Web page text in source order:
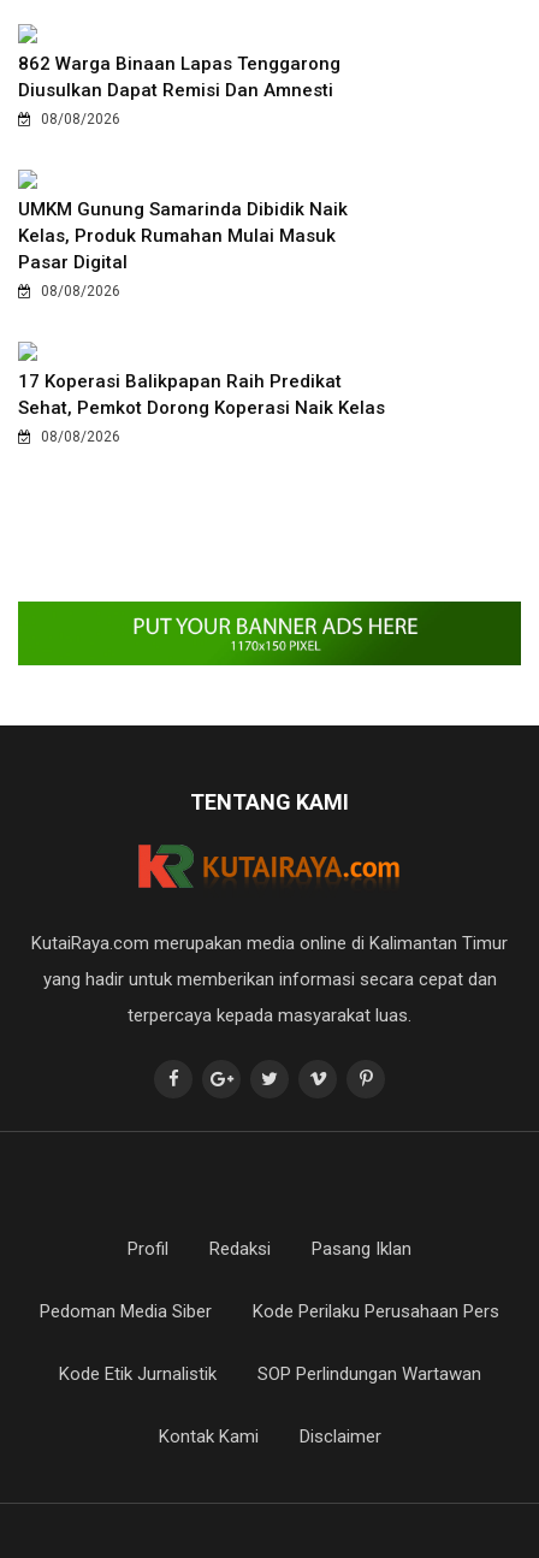
862 Warga Binaan Lapas Tenggarong
Diusulkan Dapat Remisi Dan Amnesti
08/08/2026
UMKM Gunung Samarinda Dibidik Naik
Kelas, Produk Rumahan Mulai Masuk
Pasar Digital
08/08/2026
17 Koperasi Balikpapan Raih Predikat
Sehat, Pemkot Dorong Koperasi Naik Kelas
08/08/2026
TENTANG KAMI
KutaiRaya.com merupakan media online di Kalimantan Timur
yang hadir untuk memberikan informasi secara cepat dan
terpercaya kepada masyarakat luas.
Profil Redaksi Pasang Iklan
Pedoman Media Siber Kode Perilaku Perusahaan Pers
Kode Etik Jurnalistik SOP Perlindungan Wartawan
Kontak Kami Disclaimer